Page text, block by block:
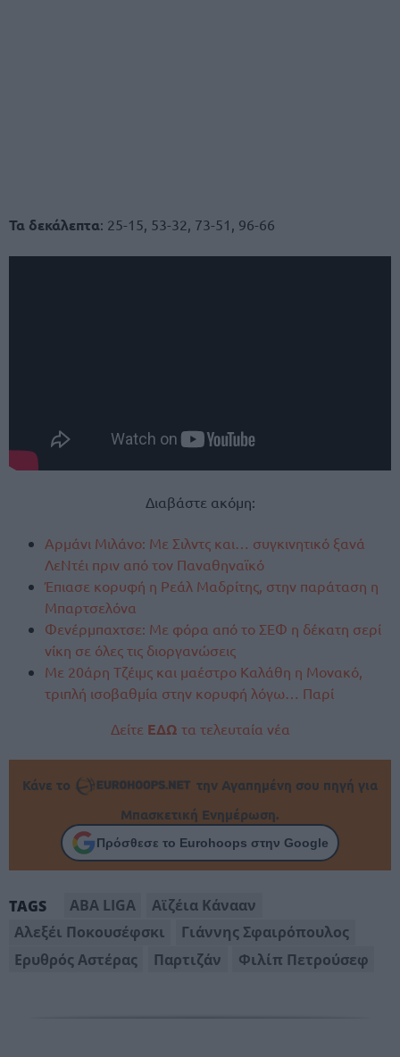
Τα δεκάλεπτα: 25-15, 53-32, 73-51, 96-66
Διαβάστε ακόμη:
Αρμάνι Μιλάνο: Με Σιλντς και… συγκινητικό ξανά
ΛεΝτέι πριν από τον Παναθηναϊκό
Έπιασε κορυφή η Ρεάλ Μαδρίτης, στην παράταση η
Μπαρτσελόνα
Φενέρμπαχτσε: Με φόρα από το ΣΕΦ η δέκατη σερί
νίκη σε όλες τις διοργανώσεις
Με 20άρη Τζέιμς και μαέστρο Καλάθη η Μονακό,
τριπλή ισοβαθμία στην κορυφή λόγω… Παρί
Δείτε ΕΔΩ τα τελευταία νέα
Κάνε το
την Αγαπημένη σου πηγή για
Μπασκετική Ενημέρωση.
Πρόσθεσε το Eurohoops στην Google
TAGS ABA LIGA
Αϊζέια Κάνααν
Αλεξέι Ποκουσέφσκι
Γιάννης Σφαιρόπουλος
Ερυθρός Αστέρας
Παρτιζάν Φιλίπ Πετρούσεφ